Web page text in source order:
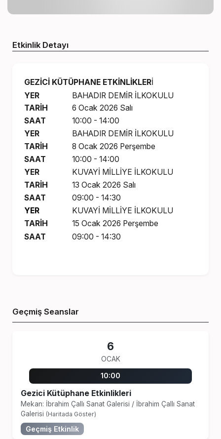
Etkinlik Detayı
GEZİCİ KÜTÜPHANE ETKİNLİKLERİ
YER
BAHADIR DEMİR İLKOKULU
TARİH
6 Ocak 2026 Salı
SAAT
10:00 - 14:00
YER
BAHADIR DEMİR İLKOKULU
TARİH
8 Ocak 2026 Perşembe
SAAT
10:00 - 14:00
YER
KUVAYİ MİLLİYE İLKOKULU
TARİH
13 Ocak 2026 Salı
SAAT
09:00 - 14:30
YER
KUVAYİ MİLLİYE İLKOKULU
TARİH
15 Ocak 2026 Perşembe
SAAT
09:00 - 14:30
Geçmiş Seanslar
6
OCAK
10:00
Gezici Kütüphane Etkinlikleri
Mekan: İbrahim Çallı Sanat Galerisi / İbrahim Çallı Sanat
Galerisi (Haritada Göster)
Geçmiş Etkinlik